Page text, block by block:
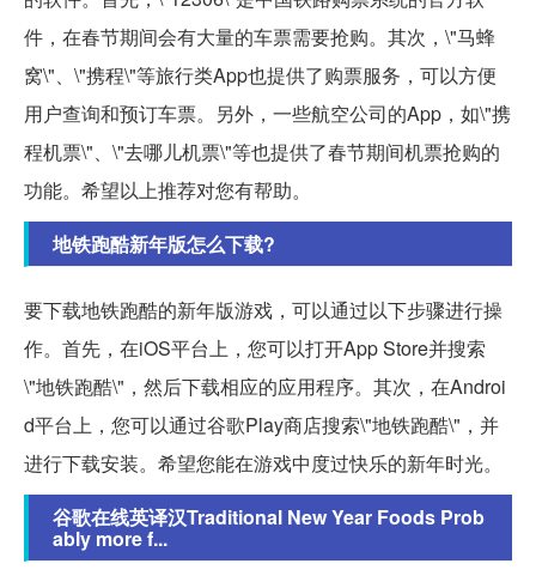
件，在春节期间会有大量的车票需要抢购。其次，\"马蜂
窝\"、\"携程\"等旅行类App也提供了购票服务，可以方便
用户查询和预订车票。另外，一些航空公司的App，如\"携
程机票\"、\"去哪儿机票\"等也提供了春节期间机票抢购的
功能。希望以上推荐对您有帮助。
地铁跑酷新年版怎么下载?
要下载地铁跑酷的新年版游戏，可以通过以下步骤进行操
作。首先，在iOS平台上，您可以打开App Store并搜索
\"地铁跑酷\"，然后下载相应的应用程序。其次，在Androi
d平台上，您可以通过谷歌Play商店搜索\"地铁跑酷\"，并
进行下载安装。希望您能在游戏中度过快乐的新年时光。
谷歌在线英译汉Traditional New Year Foods Prob
ably more f...